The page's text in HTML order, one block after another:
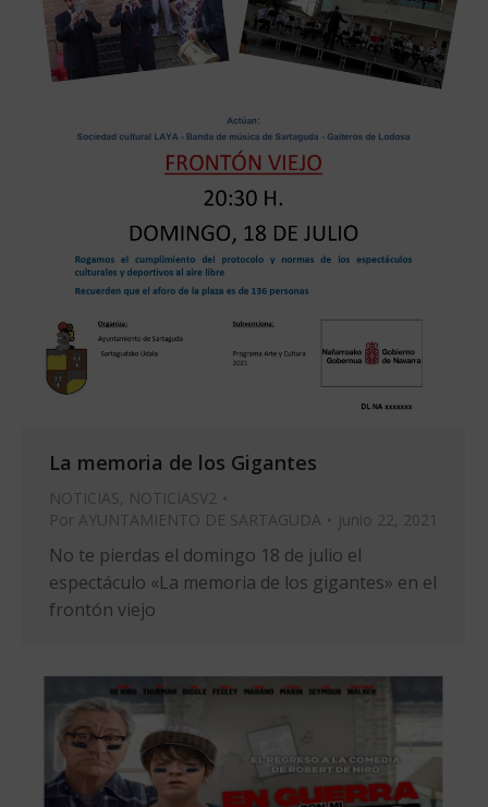
La memoria de los Gigantes
NOTICIAS, NOTICIASV2
Por AYUNTAMIENTO DE SARTAGUDA junio 22, 2021
No te pierdas el domingo 18 de julio el
espectáculo «La memoria de los gigantes» en el
frontón viejo